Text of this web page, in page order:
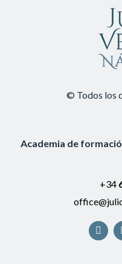
© Todos los
Academia de
+34